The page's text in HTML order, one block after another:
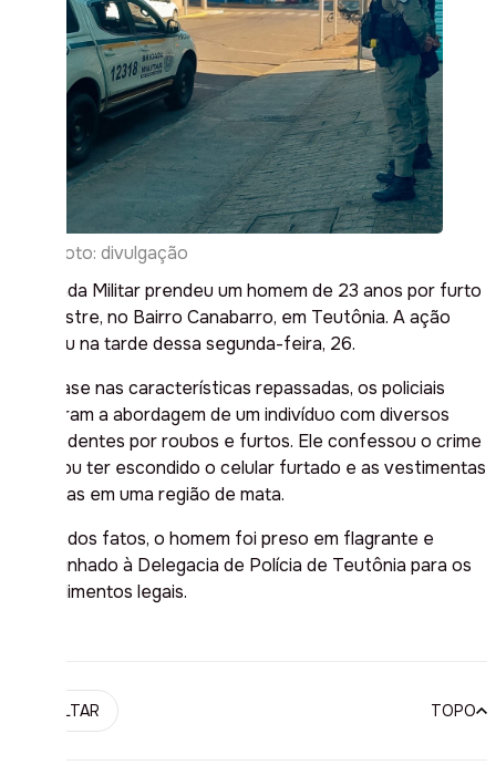
Foto: divulgação
A Brigada Militar prendeu um homem de 23 anos por furto
a pedestre, no Bairro Canabarro, em Teutônia. A ação
ocorreu na tarde dessa segunda-feira, 26.
Com base nas características repassadas, os policiais
realizaram a abordagem de um indivíduo com diversos
antecedentes por roubos e furtos. Ele confessou o crime
e indicou ter escondido o celular furtado e as vestimentas
utilizadas em uma região de mata.
Diante dos fatos, o homem foi preso em flagrante e
encaminhado à Delegacia de Polícia de Teutônia para os
procedimentos legais.
VOLTAR TOPO